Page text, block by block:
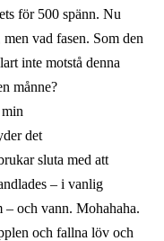
för 500 spänn. Nu
vad fasen. Som den
inte motstå denna
månne?
det
sluta med att
– i vanlig
och vann. Mohahaha.
och fallna löv och